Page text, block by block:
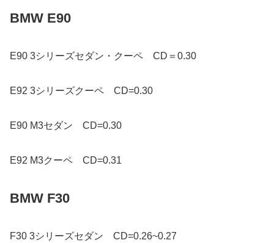
BMW E90
E90 3シリーズセダン・クーペ CD＝0.30
E92 3シリーズクーペ CD=0.30
E90 M3セダン CD=0.30
E92 M3クーペ CD=0.31
BMW F30
F30 3シリーズセダン CD=0.26~0.27